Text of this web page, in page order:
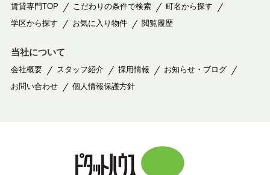
賃貸専門TOP こだわりの条件で検索
町名から探す
学区から探す
お気に入り物件 閲覧履歴
当社について
会社概要 スタッフ紹介 採用情報
お知らせ・ブログ
お問い合わせ
個人情報保護方針